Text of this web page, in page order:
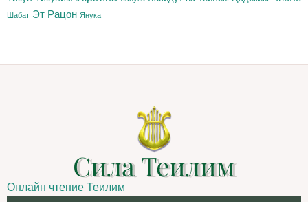
Шабат Эт Рацон Янука
Сила Теилим
Онлайн чтение Теилим